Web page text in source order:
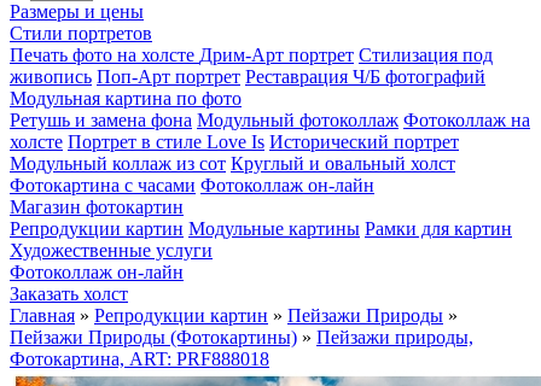
Размеры и цены
Стили портретов
Печать фото на холсте Дрим-Арт портрет Стилизация под
живопись Поп-Арт портрет Реставрация Ч/Б фотографий
Модульная картина по фото
Ретушь и замена фона Модульный фотоколлаж Фотоколлаж на
холсте Портрет в стиле Love Is Исторический портрет
Модульный коллаж из сот Круглый и овальный холст
Фотокартина с часами Фотоколлаж он-лайн
Магазин фотокартин
Репродукции картин Модульные картины Рамки для картин
Художественные услуги
Фотоколлаж он-лайн
Заказать холст
Главная » Репродукции картин » Пейзажи Природы »
Пейзажи Природы (Фотокартины) » Пейзажи природы,
Фотокартина, ART: PRF888018